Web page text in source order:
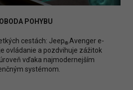
POHYBU
cestách: Jeep® Avenger e-
ovládanie a pozdvihuje zážitok
vďaka najmodernejším
systémom.